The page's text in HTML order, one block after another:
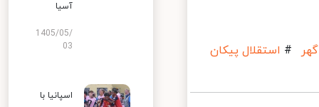
استقلال پیکان
آسیا
1405/05/
03
اسپانیا با